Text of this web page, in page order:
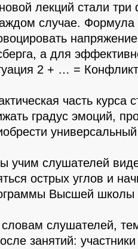
лекций стали три
случае. Формула
а для
2 + … =
часть курса
градус эмоций,
учим слушателей
острых углов и
Высшей школы
слушателей,
занятий: